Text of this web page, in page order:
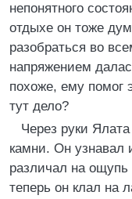
непонятного
отдыхе он тоже
разобраться во
напряжением
похоже, ему помог
тут дело?
Через руки
камни. Он узнавал
различал на
теперь он клал на